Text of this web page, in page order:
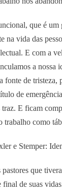
que é um
na vida das
E com a
a nossa
fonte de tristeza,
de
E ficam
trabalho como
e Stemper:
que
final de suas